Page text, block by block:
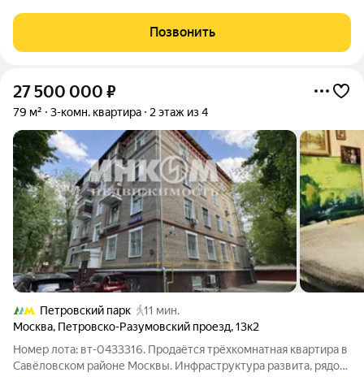
ремонт. Удачная планировка квартиры. Изолированные 3-ри
комнаты: 16,8м2, 10,7м2 и
Позвонить
27 500 000 ₽
79 м² 3-комн. квартира 2 этаж из 4
Петровский парк
11 мин.
Москва, Петровско-Разумовский проезд,13к2
Номер лота: вт-0433316. Продаётся трёхкомнатная квартира в
Савёловском районе Москвы. Инфраструктура развита, рядом